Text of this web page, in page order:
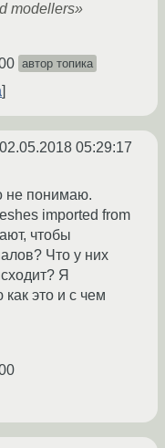
modellers»
автор топика
02.05.2018 05:29:17
не понимаю.
imported from
чтобы
Что у них
Я
это и с чем